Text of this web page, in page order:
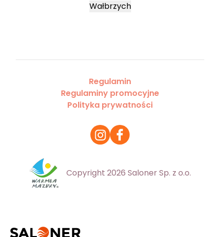
Wałbrzych
Regulamin
Regulaminy promocyjne
Polityka prywatności
Copyright 2026 Saloner Sp. z o.o.